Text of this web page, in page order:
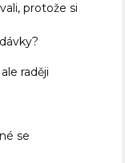
protože si
raději
se